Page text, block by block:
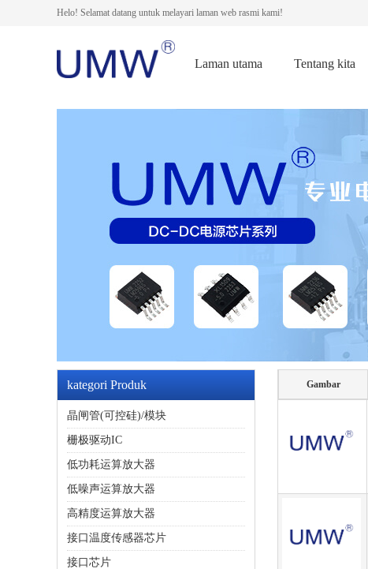
Helo! Selamat datang untuk melayari laman web rasmi kami!
Laman utama Tentang kita
kategori Produk
晶闸管(可控硅)/模块
栅极驱动IC
低功耗运算放大器
低噪声运算放大器
高精度运算放大器
接口温度传感器芯片
接口芯片
Gambar